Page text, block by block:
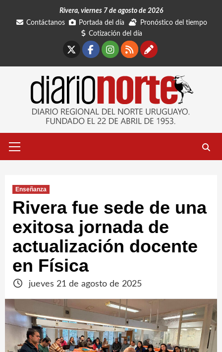
Rivera, viernes 7 de agosto de 2026
Contáctanos
Portada del día
Pronóstico del tiempo
Cotización del día
Facebook
Instagram
RSSContáctanos
primario
Enseñanza
Rivera fue sede de una
exitosa jornada de
actualización docente
en Física
jueves 21 de agosto de 2025